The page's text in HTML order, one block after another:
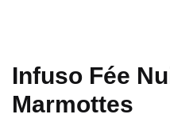
Infuso Fée
Marmottes